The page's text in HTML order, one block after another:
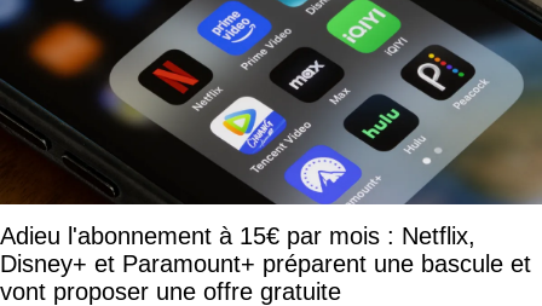
Adieu l'abonnement à 15€ par mois : Netflix,
Disney+ et Paramount+ préparent une bascule et
vont proposer une offre gratuite